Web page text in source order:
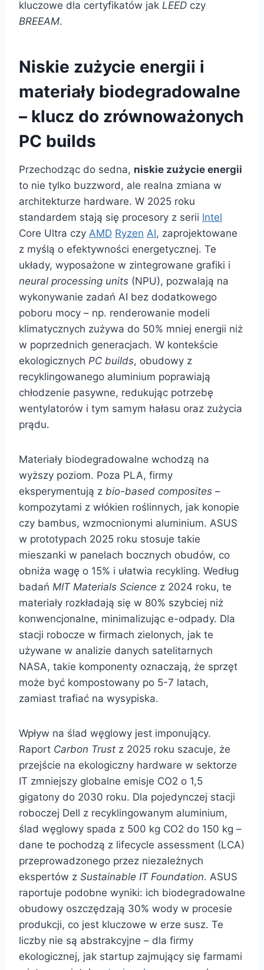
kluczowe dla certyfikatów jak LEED czy
BREEAM.
Niskie zużycie energii i
materiały biodegradowalne
– klucz do zrównoważonych
PC builds
Przechodząc do sedna, niskie zużycie energii
to nie tylko buzzword, ale realna zmiana w
architekturze hardware. W 2025 roku
standardem stają się procesory z serii Intel
Core Ultra czy AMD Ryzen AI, zaprojektowane
z myślą o efektywności energetycznej. Te
układy, wyposażone w zintegrowane grafiki i
neural processing units (NPU), pozwalają na
wykonywanie zadań AI bez dodatkowego
poboru mocy – np. renderowanie modeli
klimatycznych zużywa do 50% mniej energii niż
w poprzednich generacjach. W kontekście
ekologicznych PC builds, obudowy z
recyklingowanego aluminium poprawiają
chłodzenie pasywne, redukując potrzebę
wentylatorów i tym samym hałasu oraz zużycia
prądu.
Materiały biodegradowalne wchodzą na
wyższy poziom. Poza PLA, firmy
eksperymentują z bio-based composites –
kompozytami z włókien roślinnych, jak konopie
czy bambus, wzmocnionymi aluminium. ASUS
w prototypach 2025 roku stosuje takie
mieszanki w panelach bocznych obudów, co
obniża wagę o 15% i ułatwia recykling. Według
badań MIT Materials Science z 2024 roku, te
materiały rozkładają się w 80% szybciej niż
konwencjonalne, minimalizując e-odpady. Dla
stacji robocze w firmach zielonych, jak te
używane w analizie danych satelitarnych
NASA, takie komponenty oznaczają, że sprzęt
może być kompostowany po 5-7 latach,
zamiast trafiać na wysypiska.
Wpływ na ślad węglowy jest imponujący.
Raport Carbon Trust z 2025 roku szacuje, że
przejście na ekologiczny hardware w sektorze
IT zmniejszy globalne emisje CO2 o 1,5
gigatony do 2030 roku. Dla pojedynczej stacji
roboczej Dell z recyklingowanym aluminium,
ślad węglowy spada z 500 kg CO2 do 150 kg –
dane te pochodzą z lifecycle assessment (LCA)
przeprowadzonego przez niezależnych
ekspertów z Sustainable IT Foundation. ASUS
raportuje podobne wyniki: ich biodegradowalne
obudowy oszczędzają 30% wody w procesie
produkcji, co jest kluczowe w erze susz. Te
liczby nie są abstrakcyjne – dla firmy
ekologicznej, jak startup zajmujący się farmami